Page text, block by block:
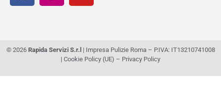
© 2026 Rapida Servizi S.r.l | Impresa Pulizie Roma – P.IVA: IT13210741008
| Cookie Policy (UE) – Privacy Policy